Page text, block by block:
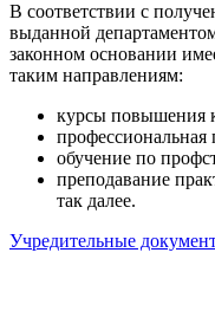
В соответствии с
выданной
законном основании
таким направлениям:
курсы повышения
профессиональная
обучение по
преподавание
так далее.
Учредительные